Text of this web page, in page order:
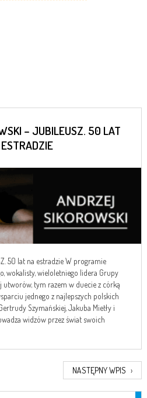
– JUBILEUSZ. 50 LAT
50 lat na estradzie W programie
wokalisty, wieloletniego lidera Grupy
utworów, tym razem w duecie z córką
jednego z najlepszych polskich
Szymańskiej, Jakuba Mietły i
widzów przez świat swoich
NASTĘPNY WPIS ›